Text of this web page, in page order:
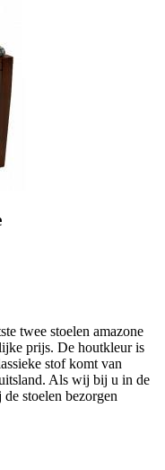
twee stoelen amazone
prijs. De houtkleur is
stof komt van
Als wij bij u in de
stoelen bezorgen